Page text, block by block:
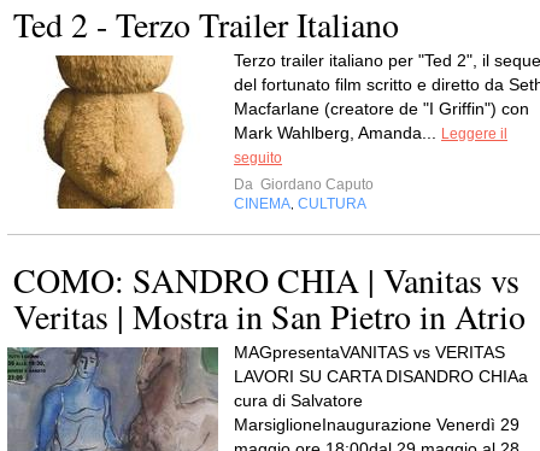
Ted 2 - Terzo Trailer Italiano
Terzo trailer italiano per "Ted 2", il
del fortunato film scritto e diretto da
Macfarlane (creatore de "I Griffin") con
Mark Wahlberg, Amanda...
Leggere il
seguito
Da Giordano Caputo
CINEMA CULTURA
COMO: SANDRO CHIA | Vanitas vs
Veritas | Mostra in San Pietro in Atrio
MAGpresentaVANITAS vs VERITAS
LAVORI SU CARTA DISANDRO CHIAa
cura di Salvatore
MarsiglioneInaugurazione Venerdì 29